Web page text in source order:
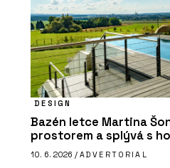
DESIGN
Bazén letce Martina
prostorem a splývá s
10. 6. 2026 / ADVERTORIAL